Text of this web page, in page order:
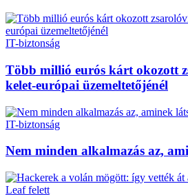
IT-biztonság
Több millió eurós kárt okozott
kelet-európai üzemeltetőjénél
IT-biztonság
Nem minden alkalmazás az,